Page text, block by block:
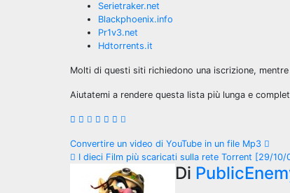
Serietraker.net
Blackphoenix.info
Pr1v3.net
Hdtorrents.it
Molti di questi siti richiedono una iscrizione,
Aiutatemi a rendere questa lista più lunga e
Navigazione
articoli
Convertire un video di YouTube in un file Mp3
I dieci Film più scaricati sulla rete Torrent [29/10/
Di